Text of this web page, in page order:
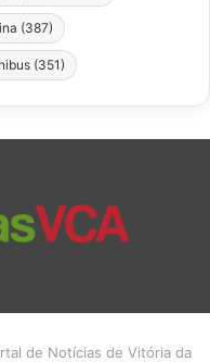
(387)
(351)
de Notícias de Vitória da